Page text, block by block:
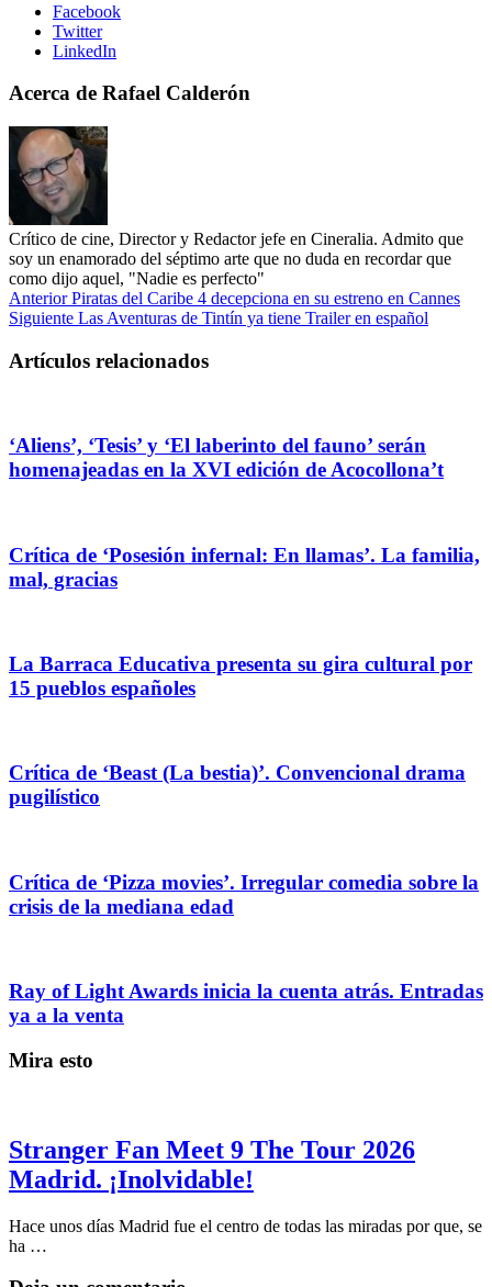
Facebook
Twitter
LinkedIn
Acerca de Rafael Calderón
Crítico de cine, Director y Redactor jefe en Cineralia. Admito que
soy un enamorado del séptimo arte que no duda en recordar que
como dijo aquel, "Nadie es perfecto"
AnteriorPiratas del Caribe 4 decepciona en su estreno en Cannes
Siguiente Las Aventuras de Tintín ya tiene Trailer en español
Artículos relacionados
‘Aliens’, ‘Tesis’ y ‘El laberinto del fauno’ serán
homenajeadas en la XVI edición de Acocollona’t
Crítica de ‘Posesión infernal: En llamas’. La familia,
mal, gracias
La Barraca Educativa presenta su gira cultural por
15 pueblos españoles
Crítica de ‘Beast (La bestia)’. Convencional drama
pugilístico
Crítica de ‘Pizza movies’. Irregular comedia sobre la
crisis de la mediana edad
Ray of Light Awards inicia la cuenta atrás. Entradas
ya a la venta
Mira esto
Stranger Fan Meet 9 The Tour 2026
Madrid. ¡Inolvidable!
Hace unos días Madrid fue el centro de todas las miradas por que, se
ha …